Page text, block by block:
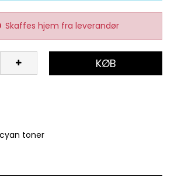
Skaffes hjem fra leverandør
KØB
toner